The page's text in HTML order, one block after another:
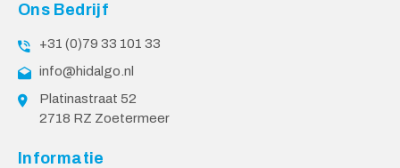
Ons Bedrijf
+31 (0)79 33 101 33
info@hidalgo.nl
Platinastraat 52
2718 RZ Zoetermeer
Informatie